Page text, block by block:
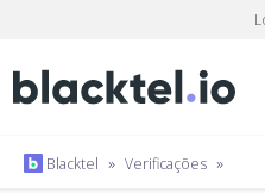
Blacktel » Verificações »